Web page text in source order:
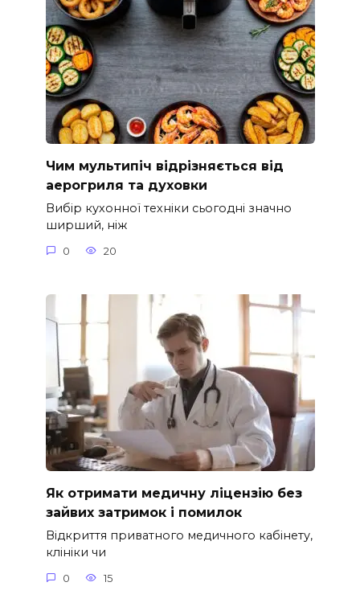
Чим мультипіч відрізняється від
аерогриля та духовки
Вибір кухонної техніки сьогодні значно
ширший, ніж
0 20
Як отримати медичну ліцензію без
зайвих затримок і помилок
Відкриття приватного медичного кабінету,
клініки чи
0 15